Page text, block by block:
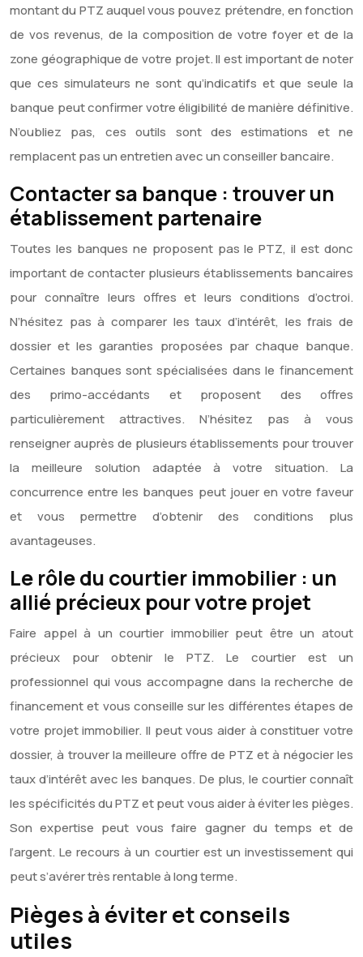
montant du PTZ auquel vous pouvez prétendre, en fonction
de vos revenus, de la composition de votre foyer et de la
zone géographique de votre projet. Il est important de noter
que ces simulateurs ne sont qu’indicatifs et que seule la
banque peut confirmer votre éligibilité de manière définitive.
N’oubliez pas, ces outils sont des estimations et ne
remplacent pas un entretien avec un conseiller bancaire.
Contacter sa banque : trouver un
établissement partenaire
Toutes les banques ne proposent pas le PTZ, il est donc
important de contacter plusieurs établissements bancaires
pour connaître leurs offres et leurs conditions d’octroi.
N’hésitez pas à comparer les taux d’intérêt, les frais de
dossier et les garanties proposées par chaque banque.
Certaines banques sont spécialisées dans le financement
des primo-accédants et proposent des offres
particulièrement attractives. N’hésitez pas à vous
renseigner auprès de plusieurs établissements pour trouver
la meilleure solution adaptée à votre situation. La
concurrence entre les banques peut jouer en votre faveur
et vous permettre d’obtenir des conditions plus
avantageuses.
Le rôle du courtier immobilier : un
allié précieux pour votre projet
Faire appel à un courtier immobilier peut être un atout
précieux pour obtenir le PTZ. Le courtier est un
professionnel qui vous accompagne dans la recherche de
financement et vous conseille sur les différentes étapes de
votre projet immobilier. Il peut vous aider à constituer votre
dossier, à trouver la meilleure offre de PTZ et à négocier les
taux d’intérêt avec les banques. De plus, le courtier connaît
les spécificités du PTZ et peut vous aider à éviter les pièges.
Son expertise peut vous faire gagner du temps et de
l’argent. Le recours à un courtier est un investissement qui
peut s’avérer très rentable à long terme.
Pièges à éviter et conseils
utiles